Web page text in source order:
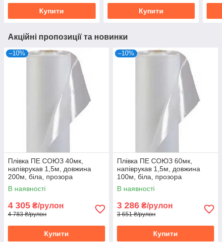
Купити Купити
Акційні пропозиції та новинки
–10%
Плівка ПЕ СОЮЗ 40мк,
напіврукав 1,5м, довжина
200м, біла, прозора
В наявності
4 305 ₴/рулон
4 783 ₴/рулон
Купити
–10%
Плівка ПЕ СОЮЗ 60мк,
напіврукав 1,5м, довжина
100м, біла, прозора
В наявності
3 286 ₴/рулон
3 651 ₴/рулон
Купити